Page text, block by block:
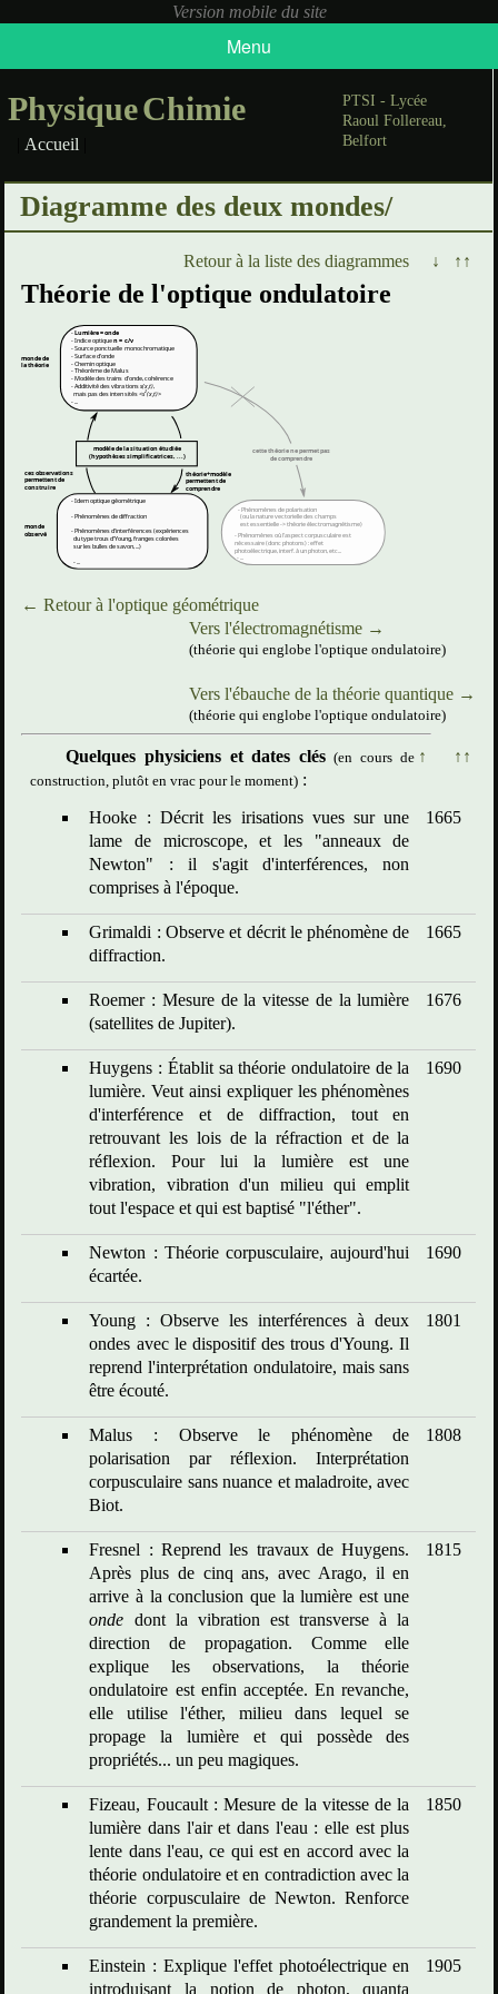
Menu
PhysiqueChimie
Accueil
PTSI - Lycée
Raoul Follereau,
Belfort
Diagramme des deux mondes/
↓ ↑↑
Retour à la liste des diagrammes
Théorie de l'optique ondulatoire
← Retour à l'optique géométrique
Vers l'électromagnétisme →
(théorie qui englobe l'optique ondulatoire)
Vers l'ébauche de la théorie quantique →
(théorie qui englobe l'optique ondulatoire)
↑ ↑↑
Quelques physiciens et dates clés (en cours de
construction, plutôt en vrac pour le moment) :
Hooke : Décrit les irisations vues sur une
lame de microscope, et les "anneaux de
Newton" : il s'agit d'interférences, non
comprises à l'époque.
1665
Grimaldi : Observe et décrit le phénomène de
diffraction.
1665
Roemer : Mesure de la vitesse de la lumière
(satellites de Jupiter).
1676
Huygens : Établit sa théorie ondulatoire de la
lumière. Veut ainsi expliquer les phénomènes
d'interférence et de diffraction, tout en
retrouvant les lois de la réfraction et de la
réflexion. Pour lui la lumière est une
vibration, vibration d'un milieu qui emplit
tout l'espace et qui est baptisé "l'éther".
1690
Newton : Théorie corpusculaire, aujourd'hui
écartée.
1690
Young : Observe les interférences à deux
ondes avec le dispositif des trous d'Young. Il
reprend l'interprétation ondulatoire, mais sans
être écouté.
1801
Malus : Observe le phénomène de
polarisation par réflexion. Interprétation
corpusculaire sans nuance et maladroite, avec
Biot.
1808
Fresnel : Reprend les travaux de Huygens.
Après plus de cinq ans, avec Arago, il en
arrive à la conclusion que la lumière est une
onde dont la vibration est transverse à la
direction de propagation. Comme elle
explique les observations, la théorie
ondulatoire est enfin acceptée. En revanche,
elle utilise l'éther, milieu dans lequel se
propage la lumière et qui possède des
propriétés... un peu magiques.
1815
Fizeau, Foucault : Mesure de la vitesse de la
lumière dans l'air et dans l'eau : elle est plus
lente dans l'eau, ce qui est en accord avec la
théorie ondulatoire et en contradiction avec la
théorie corpusculaire de Newton. Renforce
grandement la première.
1850
Einstein : Explique l'effet photoélectrique en
introduisant la notion de photon, quanta
1905